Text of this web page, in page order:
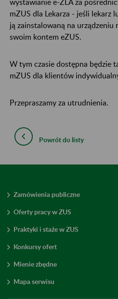
mZUS dla Lekarza - jeśli lekarz
ją zainstalowaną na urządzeniu
swoim kontem eZUS.
W tym czasie dostępna będzie
mZUS dla klientów
Przepraszamy za utrudnienia.
Powrót do listy
Zamówienia publiczne
Oferty pracy w ZUS
Praktyki i staże w ZUS
Konkursy ofert
Mienie zbędne
Mapa serwisu